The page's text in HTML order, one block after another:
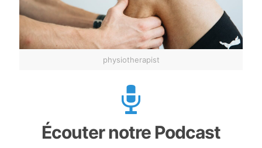
physiotherapist
Écouter notre Podcast